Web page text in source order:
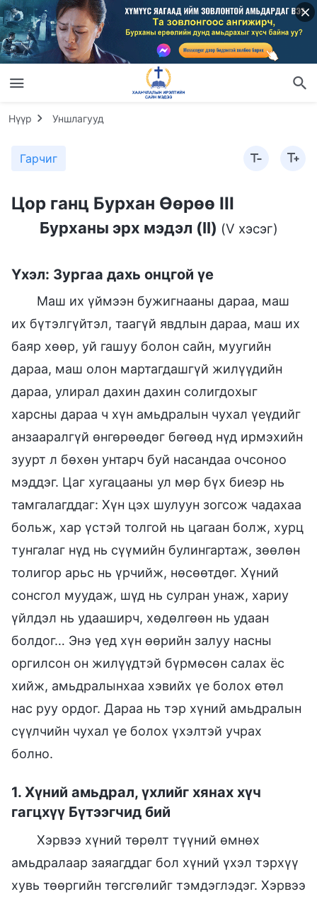
Нүүр Уншлагууд
Гарчиг
Цор ганц Бурхан Өөрөө III
Бурханы эрх мэдэл (II) (V хэсэг)
Үхэл: Зургаа дахь онцгой үе
Маш их үймээн бужигнааны дараа, маш
их бүтэлгүйтэл, таагүй явдлын дараа, маш их
баяр хөөр, уй гашуу болон сайн, муугийн
дараа, маш олон мартагдашгүй жилүүдийн
дараа, улирал дахин дахин солигдохыг
харсны дараа ч хүн амьдралын чухал үеүдийг
анзааралгүй өнгөрөөдөг бөгөөд нүд ирмэхийн
зуурт л бөхөн унтарч буй насандаа очсоноо
мэддэг. Цаг хугацааны ул мөр бүх биеэр нь
тамгалагддаг: Хүн цэх шулуун зогсож чадахаа
больж, хар үстэй толгой нь цагаан болж, хурц
тунгалаг нүд нь сүүмийн булингартаж, зөөлөн
толигор арьс нь үрчийж, нөсөөтдөг. Хүний
сонсгол муудаж, шүд нь сулран унаж, хариу
үйлдэл нь удааширч, хөдөлгөөн нь удаан
болдог… Энэ үед хүн өөрийн залуу насны
оргилсон он жилүүдтэй бүрмөсөн салах ёс
хийж, амьдралынхаа хэвийх үе болох өтөл
нас руу ордог. Дараа нь тэр хүний амьдралын
сүүлчийн чухал үе болох үхэлтэй учрах
болно.
1. Хүний амьдрал, үхлийг хянах хүч
гагцхүү Бүтээгчид бий
Хэрвээ хүний төрөлт түүний өмнөх
амьдралаар заяагддаг бол хүний үхэл тэрхүү
хувь төөргийн төгсгөлийг тэмдэглэдэг. Хэрвээ